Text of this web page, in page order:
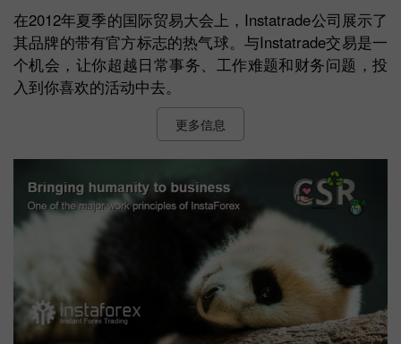
在2012年夏季的国际贸易大会上，Instatrade公司展示了
其品牌的带有官方标志的热气球。与Instatrade交易是一
个机会，让你超越日常事务、工作难题和财务问题，投
入到你喜欢的活动中去。
更多信息